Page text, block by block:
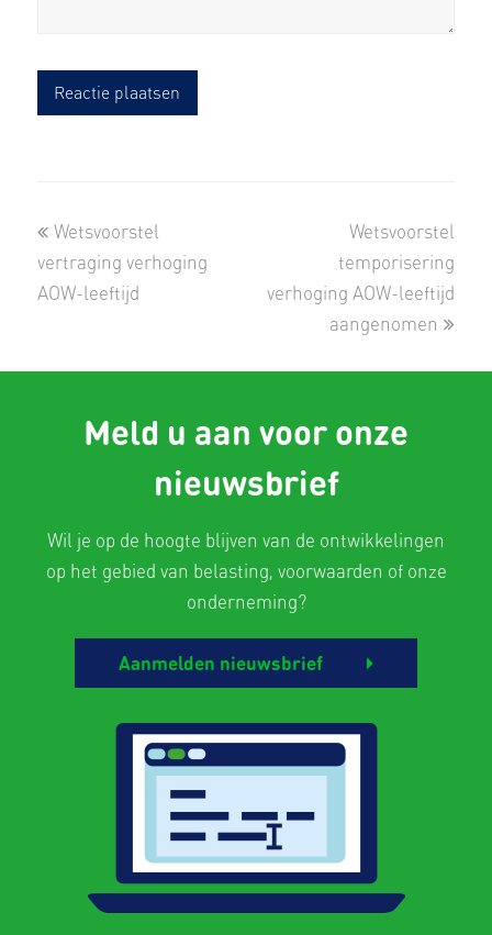
previous
post:
Wetsvoorstel
vertraging verhoging
AOW-leeftijd
next
post:
Wetsvoorstel
temporisering
verhoging AOW-leeftijd
aangenomen
Meld u aan voor onze
nieuwsbrief
Wil je op de hoogte blijven van de ontwikkelingen
op het gebied van belasting, voorwaarden of onze
onderneming?
Aanmelden nieuwsbrief